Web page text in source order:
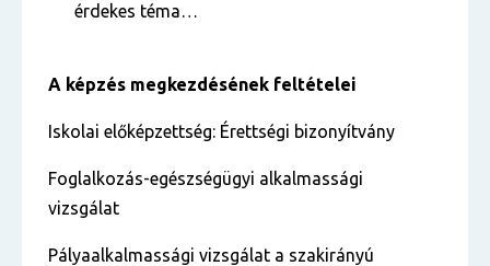
érdekes téma…
A képzés megkezdésének feltételei
Iskolai előképzettség: Érettségi bizonyítvány
Foglalkozás-egészségügyi alkalmassági
vizsgálat
Pályaalkalmassági vizsgálat a szakirányú